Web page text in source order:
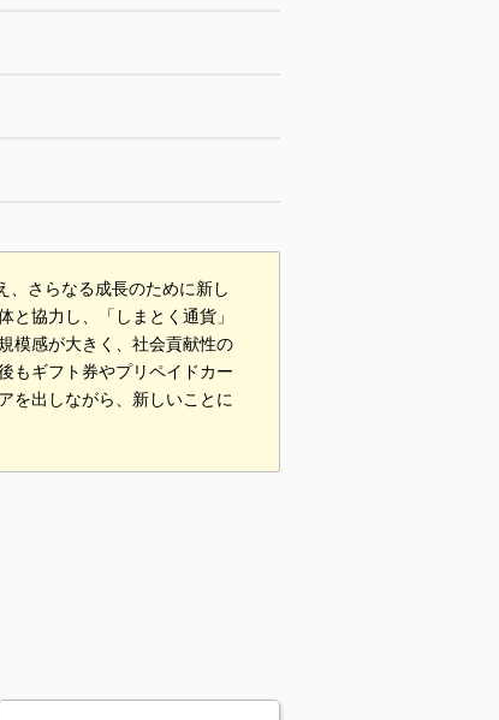
、さらなる成長のために新し
協力し、「しまとく通貨」
模感が大きく、社会貢献性の
もギフト券やプリペイドカー
を出しながら、新しいことに